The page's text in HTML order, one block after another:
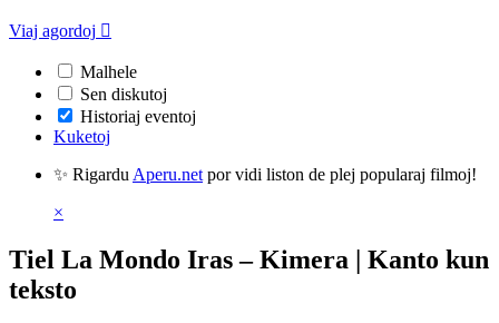
Viaj agordoj 
Malhele
Sen diskutoj
Historiaj eventoj
Kuketoj
✨ Rigardu Aperu.net por vidi liston de plej popularaj filmoj!
×
Tiel La Mondo Iras – Kimera | Kanto kun
teksto